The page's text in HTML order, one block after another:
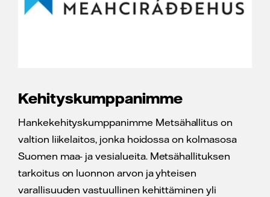
Kehityskumppanimme
Hankekehityskumppanimme Metsähallitus on
valtion liikelaitos, jonka hoidossa on kolmasosa
Suomen maa- ja vesialueita. Metsähallituksen
tarkoitus on luonnon arvon ja yhteisen
varallisuuden vastuullinen kehittäminen yli